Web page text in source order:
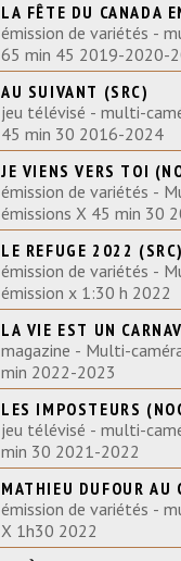
LA FÊTE DU CANADA
émission de variétés -
65 min 45 2019-2020-
AU SUIVANT (SRC)
jeu télévisé - multi-
45 min 30 2016-2024
JE VIENS VERS TOI
émission de variétés -
émissions X 45 min 30
LE REFUGE 2022 (SRC)
émission de variétés -
émission x 1:30 h 2022
LA VIE EST UN
magazine - Multi-
min 2022-2023
LES IMPOSTEURS
jeu télévisé - multi-
min 30 2021-2022
MATHIEU DUFOUR
émission de variétés -
X 1h30 2022